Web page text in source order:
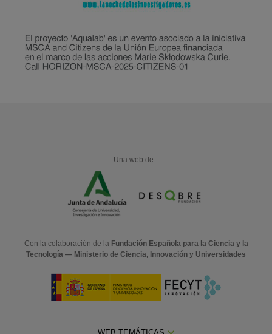
Una web de:
Con la colaboración de la Fundación Española para la Ciencia y la
Tecnología — Ministerio de Ciencia, Innovación y Universidades